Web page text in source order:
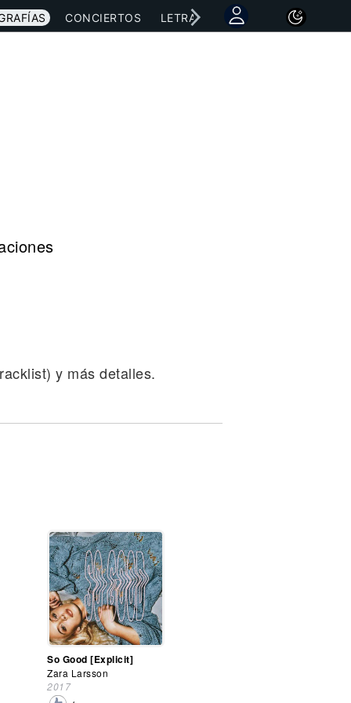
CONCIERTOS LETRAS NOTICIAS
y más detalles.
So Good [Explicit]
Zara Larsson
2017